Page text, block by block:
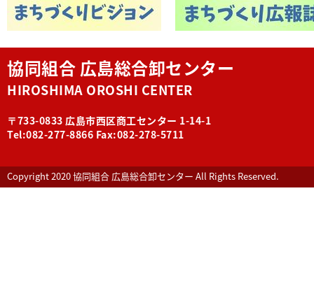
協同組合 広島総合卸センター
HIROSHIMA OROSHI CENTER
〒733-0833 広島市西区商工センター 1-14-1
Tel:082-277-8866 Fax:082-278-5711
Copyright 2020 協同組合 広島総合卸センター All Rights Reserved.